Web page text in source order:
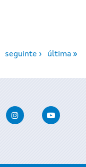
seguinte › última »
InstagramYoutube